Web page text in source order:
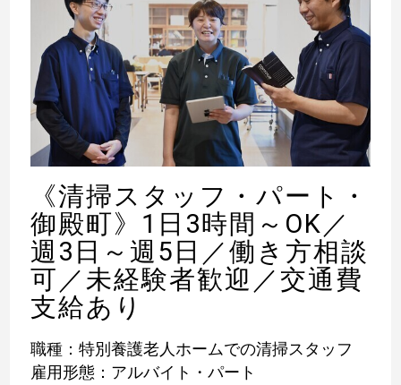
《清掃スタッフ・パート・
御殿町》1日3時間～OK／
週3日～週5日／働き方相談
可／未経験者歓迎／交通費
支給あり
職種：特別養護老人ホームでの清掃スタッフ
雇用形態：アルバイト・パート